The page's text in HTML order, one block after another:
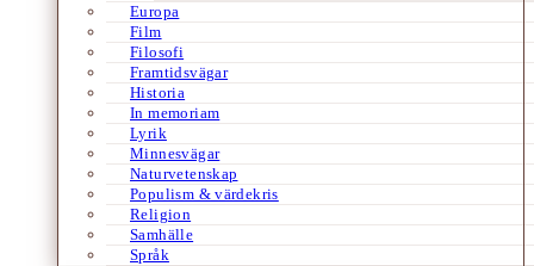
Europa
Film
Filosofi
Framtidsvägar
Historia
In memoriam
Lyrik
Minnesvägar
Naturvetenskap
Populism & värdekris
Religion
Samhälle
Språk